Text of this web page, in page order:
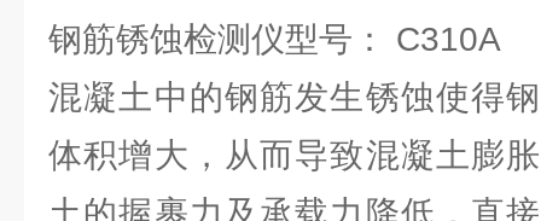
钢筋锈蚀检测仪型号： C310A
混凝土中的钢筋发生锈蚀使得
体积增大，从而导致混凝土膨
土的握裹力及承载力降低，直